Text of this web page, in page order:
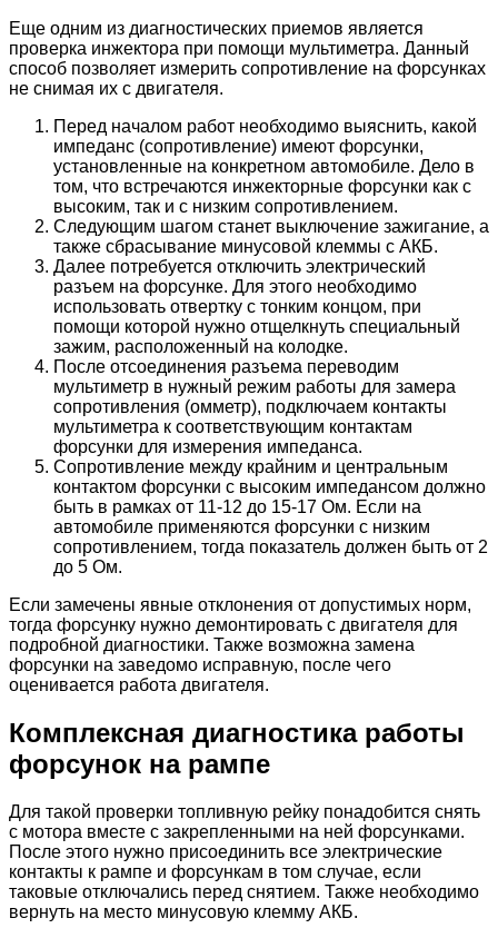
Еще одним из диагностических приемов является
проверка инжектора при помощи мультиметра. Данный
способ позволяет измерить сопротивление на форсунках
не снимая их с двигателя.
Перед началом работ необходимо выяснить, какой
импеданс (сопротивление) имеют форсунки,
установленные на конкретном автомобиле. Дело в
том, что встречаются инжекторные форсунки как с
высоким, так и с низким сопротивлением.
Следующим шагом станет выключение зажигание, а
также сбрасывание минусовой клеммы с АКБ.
Далее потребуется отключить электрический
разъем на форсунке. Для этого необходимо
использовать отвертку с тонким концом, при
помощи которой нужно отщелкнуть специальный
зажим, расположенный на колодке.
После отсоединения разъема переводим
мультиметр в нужный режим работы для замера
сопротивления (омметр), подключаем контакты
мультиметра к соответствующим контактам
форсунки для измерения импеданса.
Сопротивление между крайним и центральным
контактом форсунки с высоким импедансом должно
быть в рамках от 11-12 до 15-17 Ом. Если на
автомобиле применяются форсунки с низким
сопротивлением, тогда показатель должен быть от 2
до 5 Ом.
Если замечены явные отклонения от допустимых норм,
тогда форсунку нужно демонтировать с двигателя для
подробной диагностики. Также возможна замена
форсунки на заведомо исправную, после чего
оценивается работа двигателя.
Комплексная диагностика работы
форсунок на рампе
Для такой проверки топливную рейку понадобится снять
с мотора вместе с закрепленными на ней форсунками.
После этого нужно присоединить все электрические
контакты к рампе и форсункам в том случае, если
таковые отключались перед снятием. Также необходимо
вернуть на место минусовую клемму АКБ.